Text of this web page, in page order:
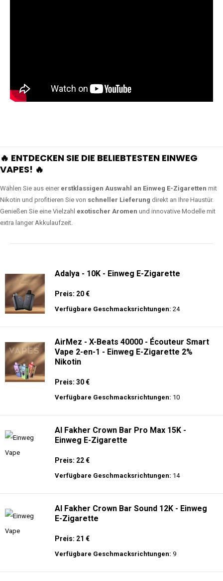
🔥 ENTDECKEN SIE DIE BELIEBTESTEN EINWEG
VAPES! 🔥
Wählen Sie aus einer erstklassigen Auswahl an Einweg E-Zigaretten mit
Nikotin und profitieren Sie von schneller Lieferung direkt an Ihre Haustür.
Genießen Sie eine Vielzahl exotischer Aromen und innovative Modelle mit
extra langer Akkulaufzeit.
Adalya - 10K - Einweg E-Zigarette
Preis: 20 €
Verfügbare Geschmacksrichtungen: 24
AirMez - X-Beats 40000 - Écouteur Smart
Vape 2-en-1 - Einweg E-Zigarette 2%
Nikotin
Preis: 30 €
Verfügbare Geschmacksrichtungen: 10
Al Fakher Crown Bar Pro Max 15K -
Einweg E-Zigarette
Preis: 22 €
Verfügbare Geschmacksrichtungen: 14
Al Fakher Crown Bar Sound 12K - Einweg
E-Zigarette
Preis: 21 €
Verfügbare Geschmacksrichtungen: 9